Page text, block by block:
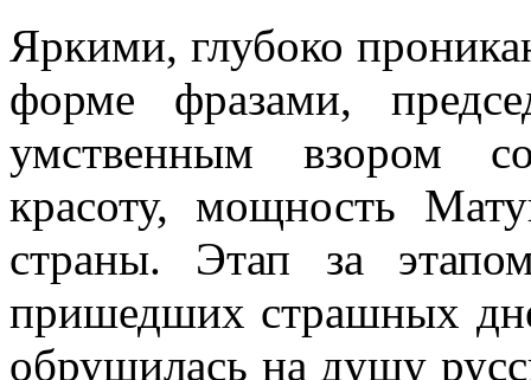
Яркими, глубоко
форме фразами,
умственным взором
красоту, мощность
страны. Этап за
пришедших страшных
обрушилась на душу